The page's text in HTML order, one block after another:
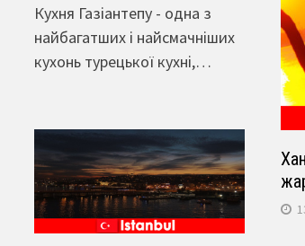
Кухня Газіантепу - одна з
найбагатших і найсмачніших
кухонь турецької кухні,…